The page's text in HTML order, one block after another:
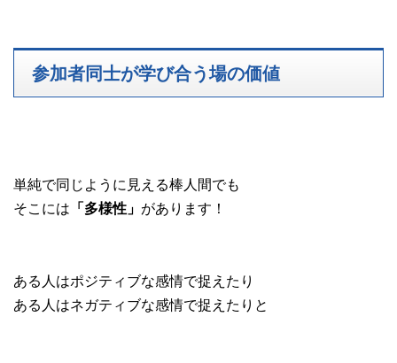
参加者同士が学び合う場の価値
単純で同じように見える棒人間でも
そこには 「多様性」 があります！
ある人はポジティブな感情で捉えたり
ある人はネガティブな感情で捉えたりと